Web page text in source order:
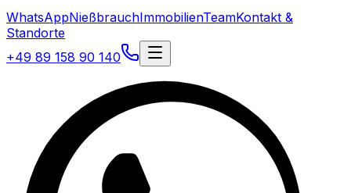
WhatsAppNießbrauchImmobilienTeamKontakt &
Standorte
+49 89 158 90 140